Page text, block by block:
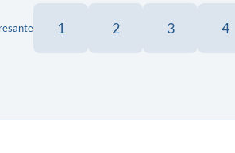
1 2 3 4